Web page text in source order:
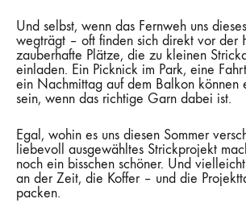
Und selbst, wenn das Fernweh uns
wegträgt – oft finden sich direkt vor der
zauberhafte Plätze, die zu kleinen
einladen. Ein Picknick im Park, eine
ein Nachmittag auf dem Balkon können
sein, wenn das richtige Garn dabei ist.
Egal, wohin es uns diesen Sommer
liebevoll ausgewähltes Strickprojekt
noch ein bisschen schöner. Und
an der Zeit, die Koffer – und die
packen.